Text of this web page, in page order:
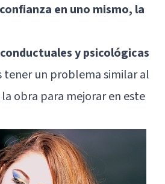
en uno mismo, la
y psicológicas
tener un problema similar al
obra para mejorar en este